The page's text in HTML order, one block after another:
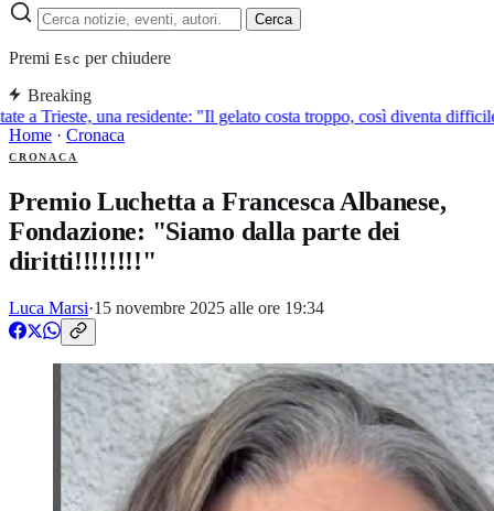
Cerca
Premi Esc per chiudere
Breaking
a Trieste, una residente: "Il gelato costa troppo, così diventa
Home · Cronaca
CRONACA
Premio Luchetta a Francesca Albanese,
Fondazione: "Siamo dalla parte dei
diritti!!!!!!!!"
Luca Marsi·15 novembre 2025 alle ore 19:34